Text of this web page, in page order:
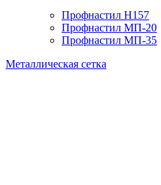
Профнастил H157
Профнастил МП-20
Профнастил МП-35
Металлическая сетка